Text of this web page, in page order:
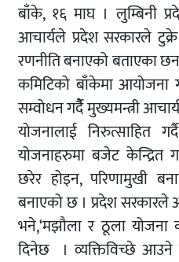
बाँके, १६ माघ । लुम्बिनी
आचार्यले प्रदेश सरकारले
रणनीति बनाएको बताएका
कमिटिको बाँकेमा आयोजना
सम्वोधन गर्दैै मुख्यमन्त्री
योजनालाई निरुत्साहित
योजनाहरुमा बजेट केन्द्रित
छरेर होइन, परिणामुखी
बनाएको छ । प्रदेश सरकारले
भने,‘मझौला र ठूला योजना
दिनेछ । व्यक्तिविच्छे